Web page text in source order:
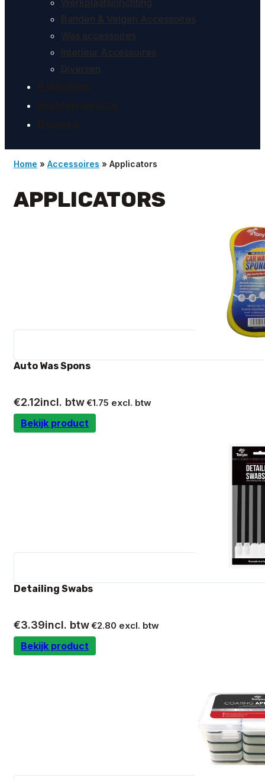
Werkplaatsinrichting
Banden & Velgen Accessoires
Was accessoires
Interieur Accessoires
Diversen
Home » Accessoires » Applicators
APPLICATORS
Auto Was Spons
€2.12incl. btw€1.75 excl. btw
Bekijk product
Detailing Swabs
€3.39incl. btw€2.80 excl. btw
Bekijk product